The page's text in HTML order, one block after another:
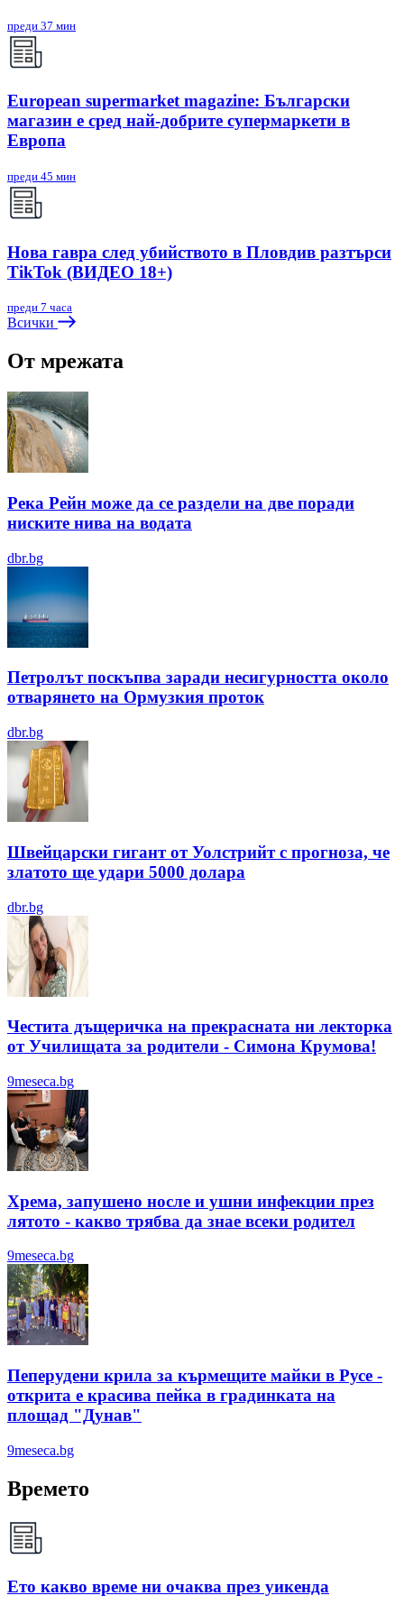
преди 37 мин
European supermarket magazine: Български
магазин е сред най-добрите супермаркети в
Европа
преди 45 мин
Нова гавра след убийството в Пловдив разтърси
TikTok (ВИДЕО 18+)
преди 7 часа
Всички
От мрежата
Река Рейн може да се раздели на две поради
ниските нива на водата
dbr.bg
Петролът поскъпва заради несигурността около
отварянето на Ормузкия проток
dbr.bg
Швейцарски гигант от Уолстрийт с прогноза, че
златото ще удари 5000 долара
dbr.bg
Честита дъщеричка на прекрасната ни лекторка
от Училищата за родители - Симона Крумова!
9meseca.bg
Хрема, запушено носле и ушни инфекции през
лятотo - какво трябва да знае всеки родител
9meseca.bg
Пеперудени крила за кърмещите майки в Русе -
открита е красива пейка в градинката на
площад "Дунав"
9meseca.bg
Времето
Ето какво време ни очаква през уикенда